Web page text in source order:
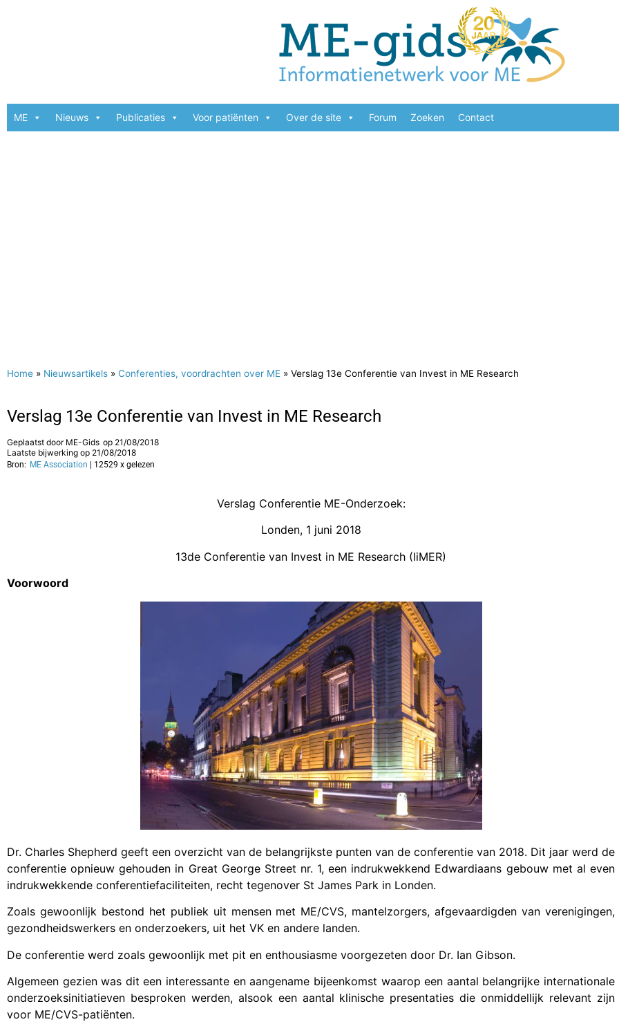
ME Nieuws Publicaties Voor patiënten Over de site Forum Zoeken Contact
Home » Nieuwsartikels » Conferenties, voordrachten over ME » Verslag 13e Conferentie van Invest in ME Research
Verslag 13e Conferentie van Invest in ME Research
Geplaatst door ME-Gids op 21/08/2018
Laatste bijwerking op 21/08/2018
Bron: ME Association | 12529 x gelezen
Verslag Conferentie ME-Onderzoek:
Londen, 1 juni 2018
13de Conferentie van Invest in ME Research (IiMER)
Voorwoord
Dr. Charles Shepherd geeft een overzicht van de belangrijkste punten van de conferentie van 2018. Dit jaar werd de
conferentie opnieuw gehouden in Great George Street nr. 1, een indrukwekkend Edwardiaans gebouw met al even
indrukwekkende conferentiefaciliteiten, recht tegenover St James Park in Londen.
Zoals gewoonlijk bestond het publiek uit mensen met ME/CVS, mantelzorgers, afgevaardigden van verenigingen,
gezondheidswerkers en onderzoekers, uit het VK en andere landen.
De conferentie werd zoals gewoonlijk met pit en enthousiasme voorgezeten door Dr. Ian Gibson.
Algemeen gezien was dit een interessante en aangename bijeenkomst waarop een aantal belangrijke internationale
onderzoeksinitiatieven besproken werden, alsook een aantal klinische presentaties die onmiddellijk relevant zijn
voor ME/CVS-patiënten.